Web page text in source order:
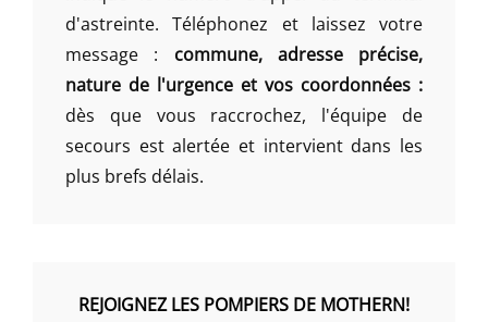
d'astreinte. Téléphonez et laissez votre
message : commune, adresse précise,
nature de l'urgence et vos coordonnées :
dès que vous raccrochez, l'équipe de
secours est alertée et intervient dans les
plus brefs délais.
REJOIGNEZ LES POMPIERS DE MOTHERN!